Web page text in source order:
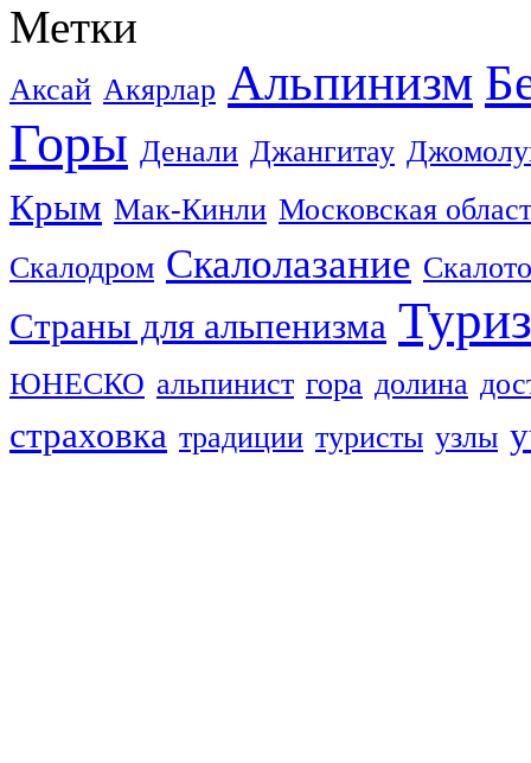
Метки
Аксай Акярлар Альпинизм
Горы Денали Джангитау
Крым Мак-Кинли Московская
Скалодром Скалолазание
Страны для альпенизма
ЮНЕСКО альпинист гора долина
страховка традиции туристы узлы